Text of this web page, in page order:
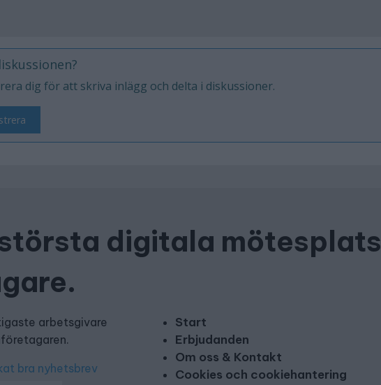
dig för att skriva inlägg och delta i diskussioner.
digitala mötesplats
arbetsgivare
bra nyhetsbrev
Start
Erbjudanden
Om oss & Kontakt
Cookies och cookiehantering